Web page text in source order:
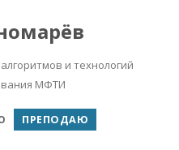
и технологий
МФТИ
к содержимому
ПРЕПОДАЮ